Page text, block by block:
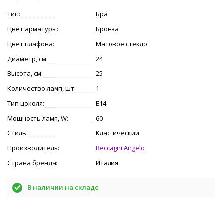
Тип:
Бра
Цвет арматуры:
Бронза
Цвет плафона:
Матовое стекло
Диаметр, см:
24
Высота, см:
25
Количество ламп, шт:
1
Тип цоколя:
E14
Мощность ламп, W:
60
Стиль:
Классический
Производитель:
Reccagni Angelo
Страна бренда:
Италия
В наличии на складе